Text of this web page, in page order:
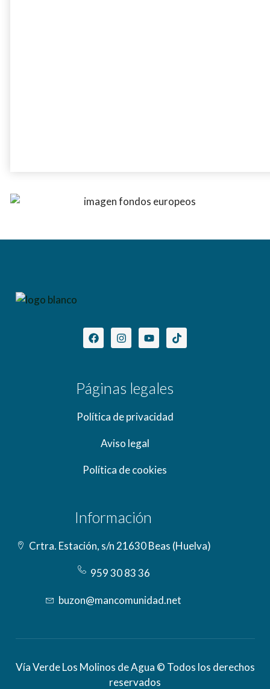
Páginas legales
Política de privacidad
Aviso legal
Política de cookies
Información
Crtra. Estación, s/n 21630 Beas (Huelva)
959 30 83 36
buzon@mancomunidad.net
Vía Verde Los Molinos de Agua © Todos los derechos
reservados